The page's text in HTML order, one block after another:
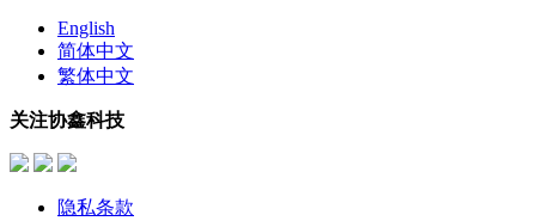
English
简体中文
繁体中文
关注协鑫科技
隐私条款